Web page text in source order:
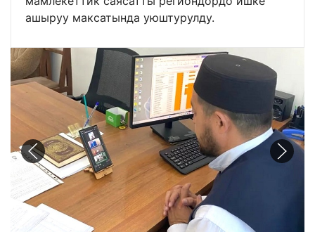
ашыруу максатында уюштурулду.